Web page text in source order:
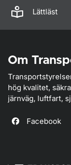
Lättläst
Om
hög kvalitet,
järnväg, luftfart,
Facebook